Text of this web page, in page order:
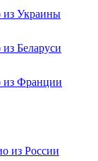
из Украины
Беларуси
из Франции
из России